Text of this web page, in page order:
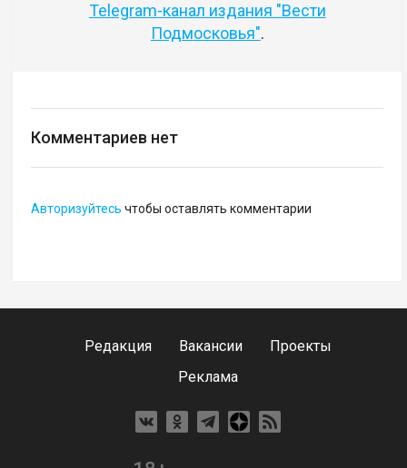
Telegram-канал издания "Вести
Подмосковья".
Комментариев нет
Авторизуйтесь чтобы оставлять комментарии
Редакция Вакансии
Проекты
Реклама